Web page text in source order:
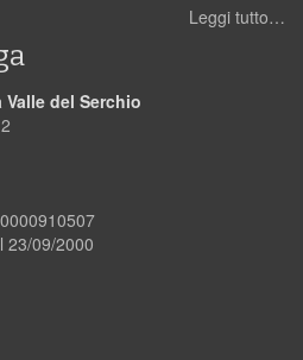
Leggi tutto…
del Serchio
23/09/2000